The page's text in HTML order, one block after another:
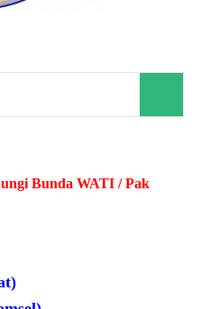
Bunda WATI / Pak